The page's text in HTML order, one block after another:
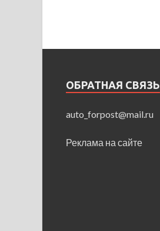
ОБРАТНАЯ СВЯЗЬ
auto_forpost@mail.ru
Реклама на сайте